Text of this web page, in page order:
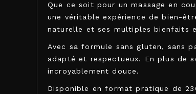
Que ce soit pour un massage en
une véritable expérience de bien-
naturelle et ses multiples bienfaits
Avec sa formule sans gluten, sans
adapté et respectueux. En plus de
incroyablement douce.
Disponible en format pratique de